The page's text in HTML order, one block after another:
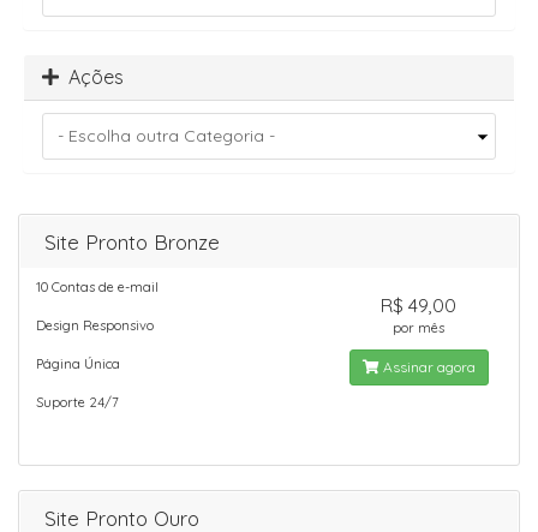
Ações
Site Pronto Bronze
10 Contas de e-mail
Design Responsivo
Página Única
Suporte 24/7
R$ 49,00
por mês
Assinar agora
Site Pronto Ouro